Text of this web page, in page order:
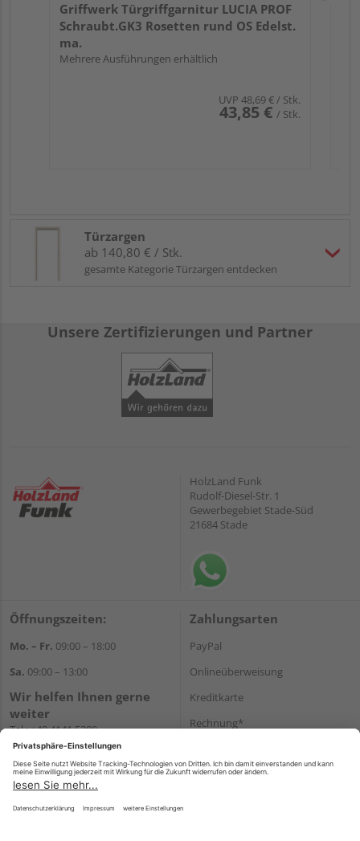
Griffwerk Türgriffgarnitur LUCIA PROF
Schraubt.GK3 Rosetten rund OS Edelst.
ma.
Mehrere Ausführungen erhältlich
UVP 48,69 €/ Stk.
43,85 € / Stk.
Türzargen
ab 140,80 € / Stk.
gesamte Kategorie Türzargen entdecken
Unsere Zertifizierungen und Partner
HolzLand Funk
Rudolf-Diesel-Str. 1
Gewerbegebiet Stade-Süd
21684 Stade
Öffnungszeiten:
Mo. – Fr. 09:00 – 18:00
Sa. 09:00 – 13:00
Wir helfen Ihnen gerne
weiter
Tel.:+49 4141 5380
E-Mail:shop@holzland-funk.de
WhatsApp
Zahlungsarten
PayPal
Onlineüberweisung
Kreditkarte
Rechnung*
Versand